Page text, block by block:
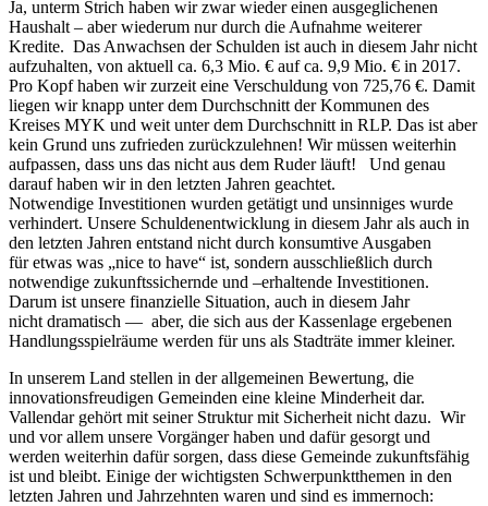
Ja, unterm Strich haben wir zwar wieder einen ausgeglichenen
Haushalt – aber wiederum nur durch die Aufnahme weiterer
Kredite. Das Anwachsen der Schulden ist auch in diesem Jahr nicht
aufzuhalten, von aktuell ca. 6,3 Mio. € auf ca. 9,9 Mio. € in 2017.
Pro Kopf haben wir zurzeit eine Verschuldung von 725,76 €. Damit
liegen wir knapp unter dem Durchschnitt der Kommunen des
Kreises MYK und weit unter dem Durchschnitt in RLP. Das ist aber
kein Grund uns zufrieden zurückzulehnen! Wir müssen weiterhin
aufpassen, dass uns das nicht aus dem Ruder läuft! Und genau
darauf haben wir in den letzten Jahren geachtet.
Notwendige Investitionen wurden getätigt und unsinniges wurde
verhindert. Unsere Schuldenentwicklung in diesem Jahr als auch in
den letzten Jahren entstand nicht durch konsumtive Ausgaben
für etwas was „nice to have“ ist, sondern ausschließlich durch
notwendige zukunftssichernde und –erhaltende Investitionen.
Darum ist unsere finanzielle Situation, auch in diesem Jahr
nicht dramatisch — aber, die sich aus der Kassenlage ergebenen
Handlungsspielräume werden für uns als Stadträte immer kleiner.
In unserem Land stellen in der allgemeinen Bewertung, die
innovationsfreudigen Gemeinden eine kleine Minderheit dar.
Vallendar gehört mit seiner Struktur mit Sicherheit nicht dazu. Wir
und vor allem unsere Vorgänger haben und dafür gesorgt und
werden weiterhin dafür sorgen, dass diese Gemeinde zukunftsfähig
ist und bleibt. Einige der wichtigsten Schwerpunktthemen in den
letzten Jahren und Jahrzehnten waren und sind es immernoch: